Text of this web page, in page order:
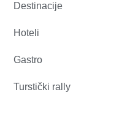
Destinacije
Hoteli
Gastro
Turstički rally